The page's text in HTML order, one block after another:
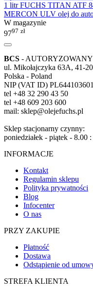
1 litr FUCHS TITAN ATF
MERCON ULV olej do
W magazynie
9797 zł
BCS -
ul. Mikołajczyka 63A, 41-
Polska - Poland
NIP (VAT ID)
tel +48 32 290 43 50
tel +48 609 203 600
mail: sklep@olejefuchs.pl
Sklep stacjonarny czynny:
poniedziałek - piątek - 8.00
INFORMACJE
Kontakt
Regulamin sklepu
Polityka prywatności
Blog
Infocenter
O nas
PRZY ZAKUPIE
Płatność
Dostawa
Odstąpienie od
STREFA KLIENTA